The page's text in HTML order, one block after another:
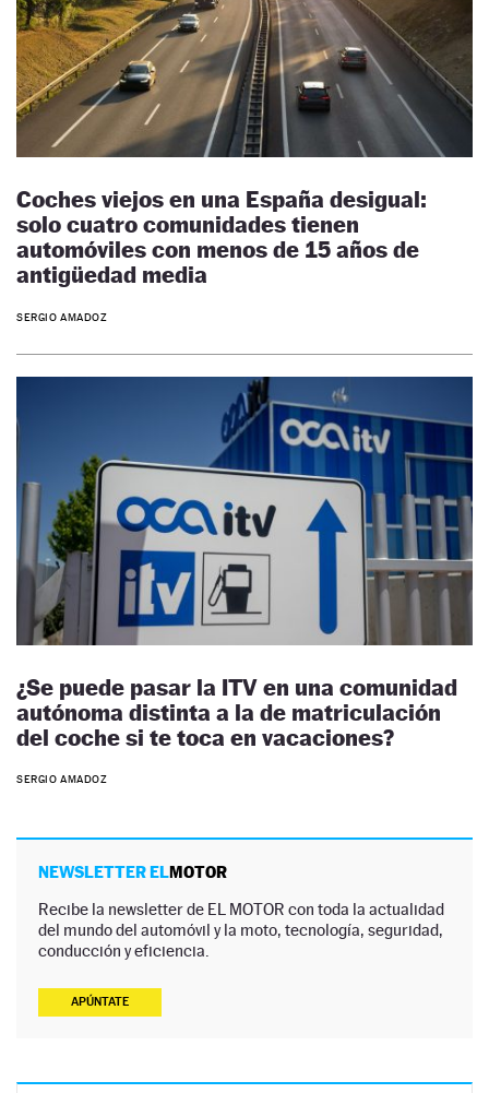
Coches viejos en una España desigual:
solo cuatro comunidades tienen
automóviles con menos de 15 años de
antigüedad media
SERGIO AMADOZ
¿Se puede pasar la ITV en una comunidad
autónoma distinta a la de matriculación
del coche si te toca en vacaciones?
SERGIO AMADOZ
NEWSLETTER ELMOTOR
Recibe la newsletter de EL MOTOR con toda la actualidad
del mundo del automóvil y la moto, tecnología, seguridad,
conducción y eficiencia.
APÚNTATE